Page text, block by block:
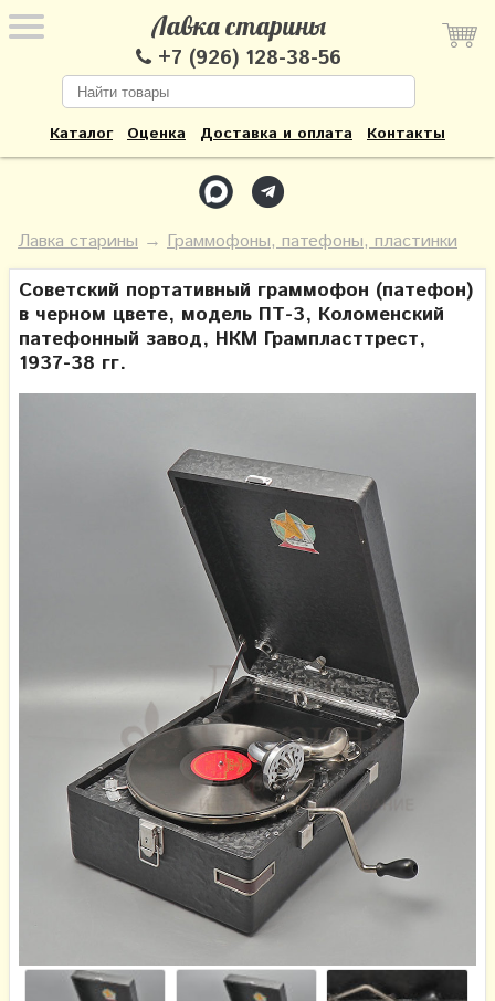
Лавка старины
+7 (926) 128-38-56
Каталог Оценка Доставка и оплата Контакты
Лавка старины → Граммофоны, патефоны, пластинки
Советский портативный граммофон (патефон)
в черном цвете, модель ПТ-3, Коломенский
патефонный завод, НКМ Грампласттрест,
1937-38 гг.